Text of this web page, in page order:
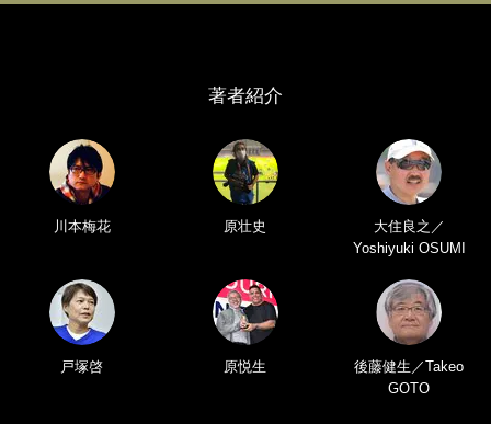
著者紹介
川本梅花 原壮史
大住良之／
Yoshiyuki OSUMI
戸塚啓 原悦生
後藤健生／Takeo
GOTO